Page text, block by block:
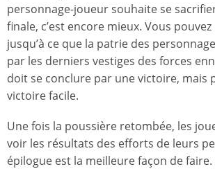
personnage-joueur souhaite se
finale, c’est encore mieux. Vous
jusqu’à ce que la patrie des
par les derniers vestiges des forces
doit se conclure par une victoire, mais
victoire facile.
Une fois la poussière retombée, les
voir les résultats des efforts de leurs
épilogue est la meilleure façon de